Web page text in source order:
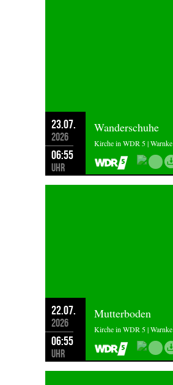
23.07.
2026
06:55
Uhr
Wanderschuhe
Kirche in WDR 5 | Warnke
22.07.
2026
06:55
Uhr
Mutterboden
Kirche in WDR 5 | Warnke